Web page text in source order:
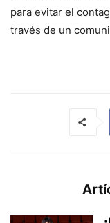
para evitar el
través de un